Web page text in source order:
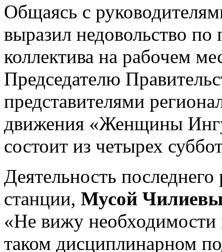
Общаясь с
выразил недовольство по
коллектива на рабочем
Председателю
представителями
движения «Женщины
состоит из четырех
Деятельность
станции, Мусой
«Не вижу
таком дисциплинарном